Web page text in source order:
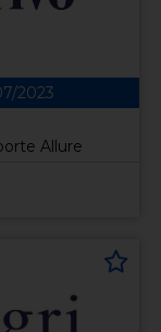
2023
Allure